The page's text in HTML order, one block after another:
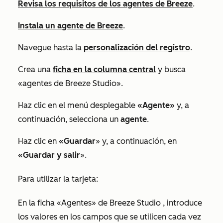
Revisa los requisitos de los agentes de Breeze.
Instala un agente de Breeze.
Navegue hasta la personalización del registro.
Crea una ficha en la columna central y busca
«agentes de Breeze Studio».
Haz clic en el menú desplegable «Agente» y, a
continuación, selecciona un agente.
Haz clic en «Guardar» y, a continuación, en
«Guardar y salir».
Para utilizar la tarjeta:
En la ficha «Agentes» de Breeze Studio , introduce
los valores en los campos que se utilicen cada vez